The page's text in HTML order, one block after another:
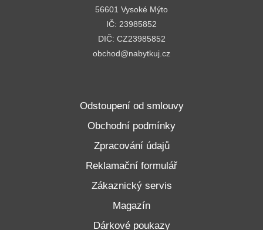
56601 Vysoké Mýto
IČ: 23985852
DIČ: CZ23985852
obchod@nabytkuj.cz
Odstoupení od smlouvy
Obchodní podmínky
Zpracování údajů
Reklamační formulář
Zákaznický servis
Magazín
Dárkové poukazy